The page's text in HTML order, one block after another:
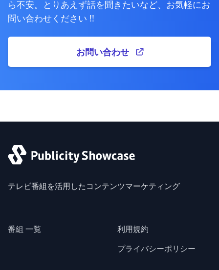
ら不安。とりあえず話を聞きたいなど、お気軽にお
問い合わせください !!
お問い合わせ
テレビ番組を活用したコンテンツマーケティング
番組 一覧
利用規約
プライバシーポリシー